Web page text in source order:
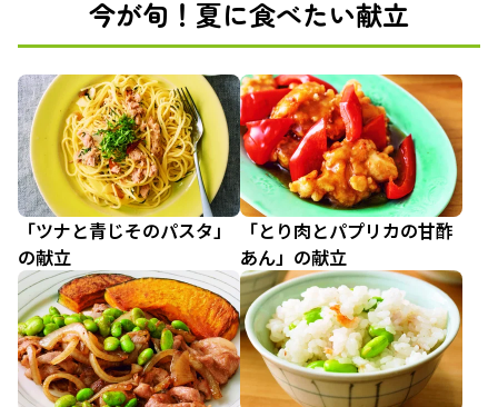
今が旬！夏に食べたい献立
「ツナと青じそのパスタ」
の献立
「とり肉とパプリカの甘酢
あん」の献立